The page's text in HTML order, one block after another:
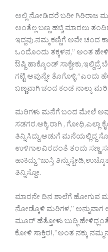
ಅಲ್ಲಿ ನೋಡಿದರೆ ಬರೀ ಗಿರಿರಾಜ
ಅಂತೆಲ್ಲ ಬಣ್ಣ ಹಚ್ಚಿ ಮಾರಲು
ಇದ್ದವು.ನಮ್ಮ ಕಣ್ಣಿಗೆ ಅವೇ ಚಂದ
ಒಂದೊಂದು ತಕ್ಕಳನ,” ಅಂತ
ಔಷ್ದಿ ಹಾಕ್ಕೊಂಡ್
ಗಟ್ಟಿ ಅವುನ್ನೇ ತೊಗೊಳ್ಳಿ,”ಎಂದು
ಬಣ್ಣವಾಗಿ ಚಂದ ಕಂಡ ನಾಲ್ಕು
ಮರಿಗಳು ಮನೆಗೆ ಬಂದ ಮೇಲೆ
ಸಡಗರ.ಅಕ್ಕಿ,ರಾಗಿ , ಗೋಧಿ,ಎಲ್ಲಾ
ತಿನ್ನಿಸಿದ್ದು.ಅಡುಗೆ ಮನೆಯಲ್ಲಿದ್ದ
ಉಳಿಗಾಲವಿರದಂತೆ ತಂದು ಸಣ್ಣ
ಹಾಕಿದ್ದು.”ಜಾಸ್ತಿ
ತಿನ್ನಿಸ್ದೋ.
ಮಾರನೇ ದಿನ ಶಾಲೆಗೆ ಹೋಗುವ
ನೋಡ್ಕೊಳಿ ಮರಿಗಳ,” ಅನ್ನುವಾಗ
ಮೂರ್ ಹೆತ್ತೋಳು ಬುದ್ಧಿ
ಕೋಳಿ ಸಾಕ್ತಿರ!,”ಅಂತ ನಕ್ಕು